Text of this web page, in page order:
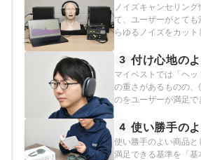
ノイズキャンセリン
て、ユーザーがとて
らゆるノイズをカッ
楽が楽しめる商品」
品の検証を行いました
3 付け心地の
マイベストでは「ヘ
の重さがあるものの、
のをユーザーが満足で
4 使い勝手の
使い勝手のよい商品と
満足できる基準を「基